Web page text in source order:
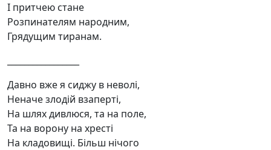
І притчею стане
Розпинателям народним,
Грядущим тиранам.
Давно вже я сиджу в неволі,
Неначе злодій взаперті,
На шлях дивлюся, та на поле,
Та на ворону на хресті
На кладовищі. Більш нічого